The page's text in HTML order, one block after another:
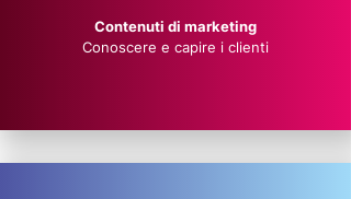
Contenuti di marketing
Conoscere e capire i clienti